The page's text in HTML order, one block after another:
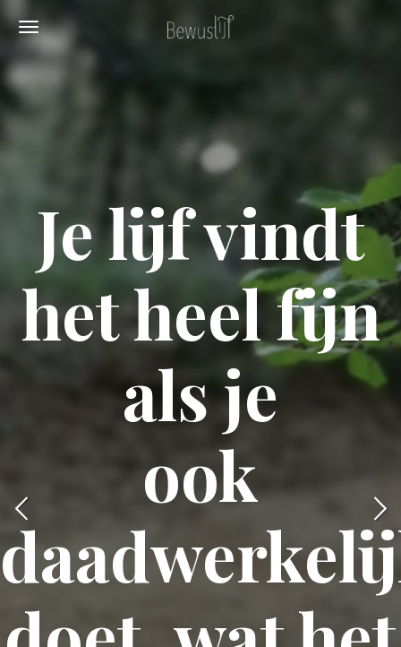
Ga
direct
naar
de
Je lijf vindt
het heel fijn
als je
ook